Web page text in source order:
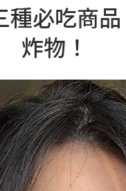
種必吃商
炸物！